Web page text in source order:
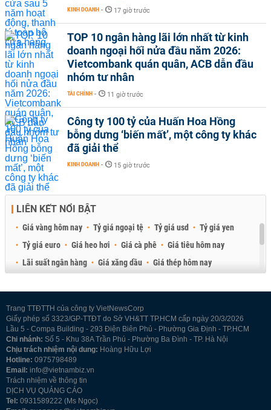
KINH DOANH - 17 giờ trước
TOP 10 ngân hàng lãi lớn nhất từ kinh
doanh ngoại hối nửa đầu năm 2026:
Vietcombank quán quân, ACB dẫn đầu
nhóm tư nhân
TÀI CHÍNH - 11 giờ trước
Công ty 100 tỷ của Huấn Hoa Hồng
bỗng dưng ‘biến mất’, một công ty khác
đã giải thể
KINH DOANH - 15 giờ trước
LIÊN KẾT NỔI BẬT
Giá vàng hôm nay Tỷ giá ngoại tệ Tỷ giá usd
Tỷ giá yen
Tỷ giá euro
Giá heo hơi Giá cà phê
Giá tiêu hôm nay
Lãi suất ngân hàng
Giá xăng dầu
Giá thép hôm nay
Trang TTĐTTH của công ty VietNewsCorp
Giấy phép số 3323/GP-TTĐT do Sở VH&TT TP.HCM cấp ngày 20/3/2026
Lầu 5 - Compa Building - 293 Điện Biên Phủ - Phường Gia Định - TP.HCM
Chi nhánh: Số 5 - Khu 38A Trần Phú - Phường Ba Đình - TP. Hà Nội
Chịu trách nhiệm nội dung: Hoàng Hữu Lợi
Hotline: 0975798489
Email: info@vietnambiz.vn
Trách nhiệm về thông tin
DỊCH VỤ QUẢNG CÁO
Tel: 0931589222 (Ms Ngọc)